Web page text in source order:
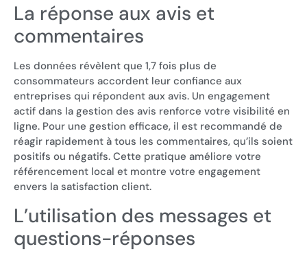
La réponse aux avis et
commentaires
Les données révèlent que 1,7 fois plus de
consommateurs accordent leur confiance aux
entreprises qui répondent aux avis. Un engagement
actif dans la gestion des avis renforce votre visibilité en
ligne. Pour une gestion efficace, il est recommandé de
réagir rapidement à tous les commentaires, qu’ils soient
positifs ou négatifs. Cette pratique améliore votre
référencement local et montre votre engagement
envers la satisfaction client.
L’utilisation des messages et
questions-réponses